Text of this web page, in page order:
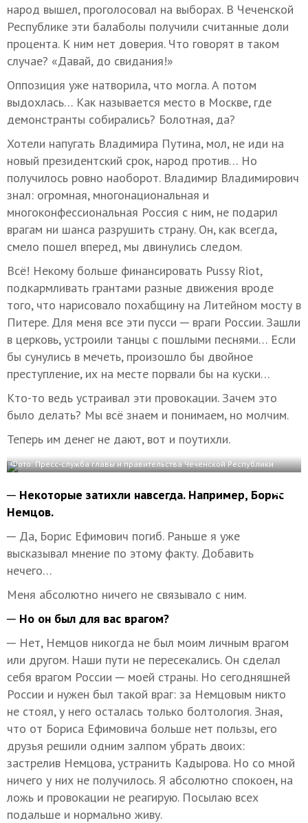
народ вышел, проголосовал на выборах. В Чеченской
Республике эти балаболы получили считанные доли
процента. К ним нет доверия. Что говорят в таком
случае? «Давай, до свидания!»
Оппозиция уже натворила, что могла. А потом
выдохлась… Как называется место в Москве, где
демонстранты собирались? Болотная, да?
Хотели напугать Владимира Путина, мол, не иди на
новый президентский срок, народ против… Но
получилось ровно наоборот. Владимир Владимирович
знал: огромная, многонациональная и
многоконфессиональная Россия с ним, не подарил
врагам ни шанса разрушить страну. Он, как всегда,
смело пошел вперед, мы двинулись следом.
Всё! Некому больше финансировать Pussy Riot,
подкармливать грантами разные движения вроде
того, что нарисовало похабщину на Литейном мосту в
Питере. Для меня все эти пусси ─ враги России. Зашли
в церковь, устроили танцы с пошлыми песнями… Если
бы сунулись в мечеть, произошло бы двойное
преступление, их на месте порвали бы на куски…
Кто-то ведь устраивал эти провокации. Зачем это
было делать? Мы всё знаем и понимаем, но молчим.
Теперь им денег не дают, вот и поутихли.
Фото: Пресс-служба главы и правительства Чеченской Республики
─ Некоторые затихли навсегда. Например, Борис
Немцов.
─ Да, Борис Ефимович погиб. Раньше я уже
высказывал мнение по этому факту. Добавить
нечего…
Меня абсолютно ничего не связывало с ним.
─ Но он был для вас врагом?
─ Нет, Немцов никогда не был моим личным врагом
или другом. Наши пути не пересекались. Он сделал
себя врагом России ─ моей страны. Но сегодняшней
России и нужен был такой враг: за Немцовым никто
не стоял, у него осталась только болтология. Зная,
что от Бориса Ефимовича больше нет пользы, его
друзья решили одним залпом убрать двоих:
застрелив Немцова, устранить Кадырова. Но со мной
ничего у них не получилось. Я абсолютно спокоен, на
ложь и провокации не реагирую. Посылаю всех
подальше и нормально живу.